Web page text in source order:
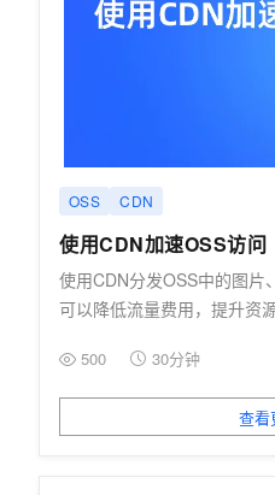
OSS CDN
使用CDN加速OSS访问
使用CDN分发OSS中的图片
可以降低流量费用，提升资
500 30分钟
查看